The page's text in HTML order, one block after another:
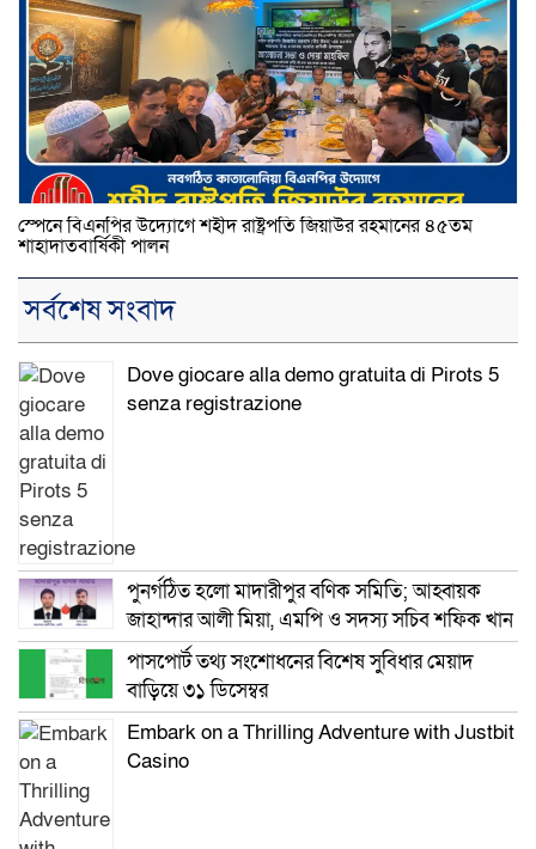
স্পেনে বিএনপির উদ্যোগে শহীদ রাষ্ট্রপতি জিয়াউর রহমানের ৪৫তম
শাহাদাতবার্ষিকী পালন
সর্বশেষ সংবাদ
Dove giocare alla demo gratuita di Pirots 5
senza registrazione
পুনর্গঠিত হলো মাদারীপুর বণিক সমিতি; আহ্বায়ক
জাহান্দার আলী মিয়া, এমপি ও সদস্য সচিব শফিক খান
পাসপোর্ট তথ্য সংশোধনের বিশেষ সুবিধার মেয়াদ
বাড়িয়ে ৩১ ডিসেম্বর
Embark on a Thrilling Adventure with Justbit
Casino